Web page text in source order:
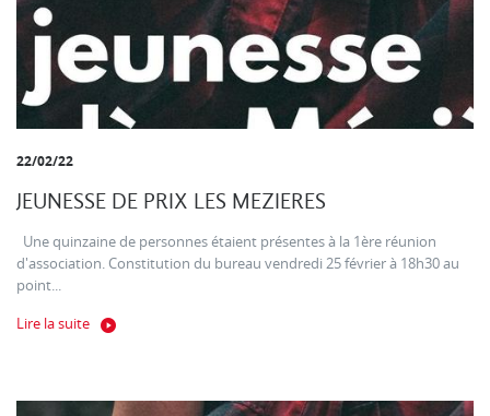
22/02/22
JEUNESSE DE PRIX LES MEZIERES
Une quinzaine de personnes étaient présentes à la 1ère réunion
d'association. Constitution du bureau vendredi 25 février à 18h30 au
point...
Lire la suite